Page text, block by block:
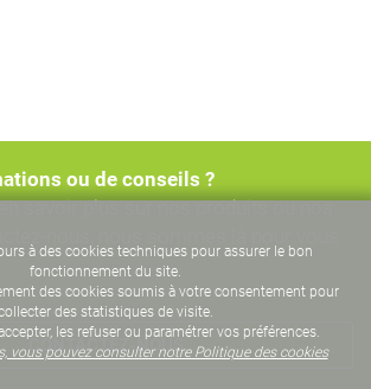
ou de conseils ?
savoir plus sur nos produits ou nos
CONTACTEZ-NOUS
à des cookies techniques pour assurer le bon
fonctionnement du site.
des cookies soumis à votre consentement pour
des statistiques de visite.
les refuser ou paramétrer vos préférences.
vous pouvez consulter notre Politique des cookies